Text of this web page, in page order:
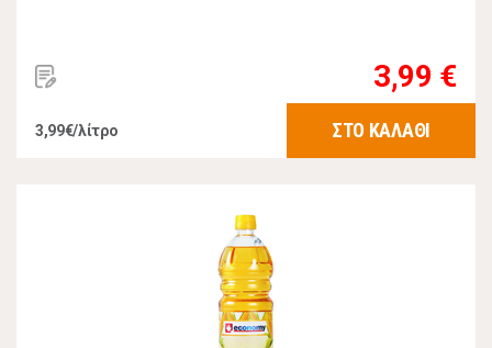
3,99 €
3,99€/λίτρο ΣΤΟ ΚΑΛΑΘΙ